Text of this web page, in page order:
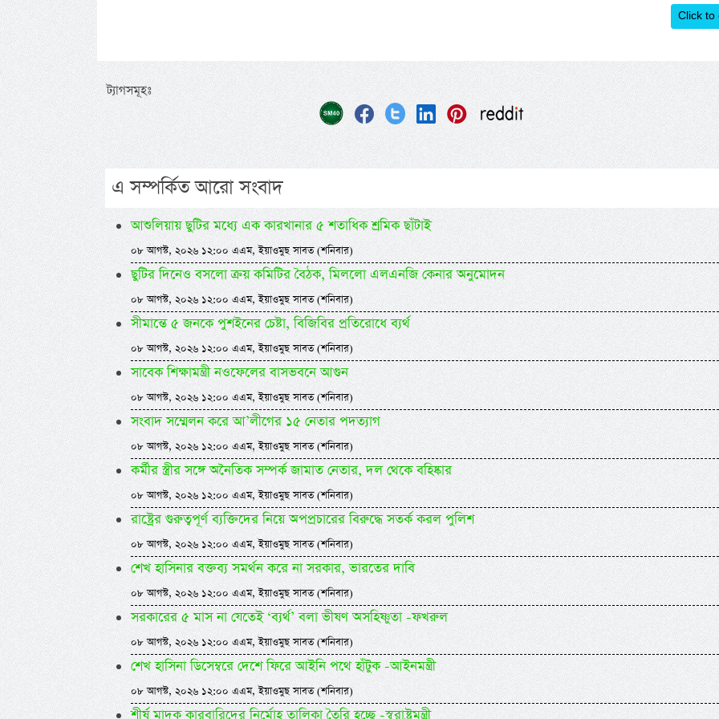
Click to
ট্যাগসমূহঃ
এ সম্পর্কিত আরো সংবাদ
আশুলিয়ায় ছুটির মধ্যে এক কারখানার ৫ শতাধিক শ্রমিক ছাঁটাই
০৮ আগস্ট, ২০২৬ ১২:০০ এএম, ইয়াওমুছ সাবত (শনিবার)
ছুটির দিনেও বসলো ক্রয় কমিটির বৈঠক, মিললো এলএনজি কেনার অনুমোদন
০৮ আগস্ট, ২০২৬ ১২:০০ এএম, ইয়াওমুছ সাবত (শনিবার)
সীমান্তে ৫ জনকে পুশইনের চেষ্টা, বিজিবির প্রতিরোধে ব্যর্থ
০৮ আগস্ট, ২০২৬ ১২:০০ এএম, ইয়াওমুছ সাবত (শনিবার)
সাবেক শিক্ষামন্ত্রী নওফেলের বাসভবনে আগুন
০৮ আগস্ট, ২০২৬ ১২:০০ এএম, ইয়াওমুছ সাবত (শনিবার)
সংবাদ সম্মেলন করে আ’লীগের ১৫ নেতার পদত্যাগ
০৮ আগস্ট, ২০২৬ ১২:০০ এএম, ইয়াওমুছ সাবত (শনিবার)
কর্মীর স্ত্রীর সঙ্গে অনৈতিক সম্পর্ক জামাত নেতার, দল থেকে বহিষ্কার
০৮ আগস্ট, ২০২৬ ১২:০০ এএম, ইয়াওমুছ সাবত (শনিবার)
রাষ্ট্রের গুরুত্বপূর্ণ ব্যক্তিদের নিয়ে অপপ্রচারের বিরুদ্ধে সতর্ক করল পুলিশ
০৮ আগস্ট, ২০২৬ ১২:০০ এএম, ইয়াওমুছ সাবত (শনিবার)
শেখ হাসিনার বক্তব্য সমর্থন করে না সরকার, ভারতের দাবি
০৮ আগস্ট, ২০২৬ ১২:০০ এএম, ইয়াওমুছ সাবত (শনিবার)
সরকারের ৫ মাস না যেতেই ‘ব্যর্থ’ বলা ভীষণ অসহিষ্ণুতা -ফখরুল
০৮ আগস্ট, ২০২৬ ১২:০০ এএম, ইয়াওমুছ সাবত (শনিবার)
শেখ হাসিনা ডিসেম্বরে দেশে ফিরে আইনি পথে হাঁটুক -আইনমন্ত্রী
০৮ আগস্ট, ২০২৬ ১২:০০ এএম, ইয়াওমুছ সাবত (শনিবার)